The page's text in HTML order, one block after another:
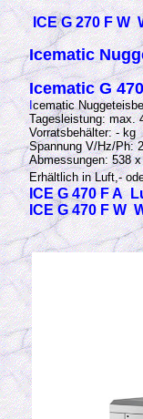
ICE G 270 F W
Icematic
Icematic G
Icematic
Tagesleistung: max.
Vorratsbehälter: - kg
Spannung V/Hz/Ph:
Abmessungen: 538
Erhältlich in Luft,-
ICE G 470 F A
ICE G 470 F W